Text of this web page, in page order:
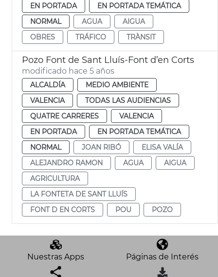
EN PORTADA
EN PORTADA TEMÁTICA
NORMAL
AGUA
AIGUA
OBRES
TRÁFICO TRÀNSIT
Pozo Font de Sant Lluís-Font d’en Corts
modificado hace 5 años
ALCALDÍA
MEDIO AMBIENTE
VALENCIA
TODAS LAS AUDIENCIAS
QUATRE CARRERES
VALENCIA
EN PORTADA
EN PORTADA TEMÁTICA
NORMAL
JOAN RIBÓ
ELISA VALÍA
ALEJANDRO RAMON
AGUA
AIGUA
AGRICULTURA
LA FONTETA DE SANT LLUÍS
FONT D EN CORTS
POU POZO
Nuestras Apps Páginas de Interés